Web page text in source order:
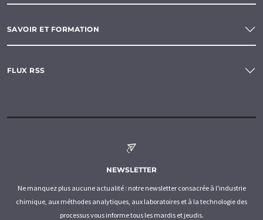
SAVOIR ET FORMATION
FLUX RSS
NEWSLETTER
Ne manquez plus aucune actualité : notre newsletter consacrée à l'industrie
chimique, aux méthodes analytiques, aux laboratoires et à la technologie des
processus vous informe tous les mardis et jeudis.